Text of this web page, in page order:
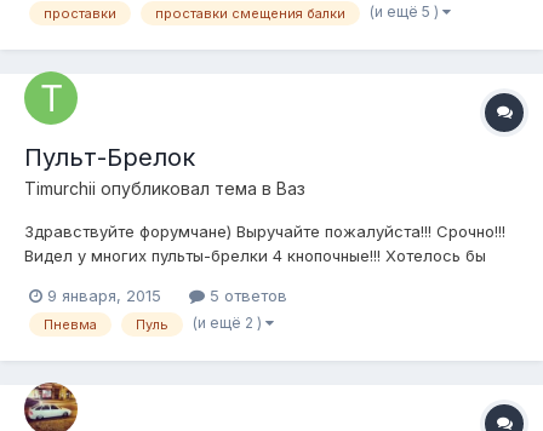
проставки проставки смещения балки (и ещё 5 )
Пульт-Брелок
Timurchii опубликовал тема в Ваз
Здравствуйте форумчане) Выручайте пожалуйста!!! Срочно!!!
Видел у многих пульты-брелки 4 кнопочные!!! Хотелось бы
Ибо по обьяснениям никто не поймет!!! Будьте добры
подскажите где приобрести? Ну или хотя бы что то похожее!
9 января, 2015 5 ответов
Пневма Пуль (и ещё 2 )